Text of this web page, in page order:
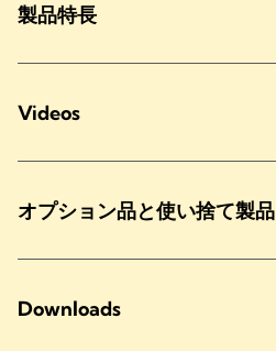
製品特長
Videos
オプション品と使い捨て製品
Downloads